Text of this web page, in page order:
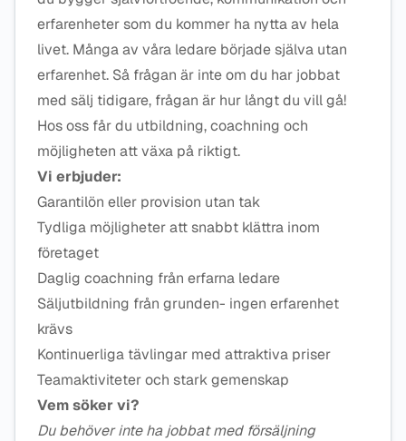
erfarenheter som du kommer ha nytta av hela
livet. Många av våra ledare började själva utan
erfarenhet. Så frågan är inte om du har jobbat
med sälj tidigare, frågan är hur långt du vill gå!
Hos oss får du utbildning, coachning och
möjligheten att växa på riktigt.
Vi erbjuder:
Garantilön eller provision utan tak
Tydliga möjligheter att snabbt klättra inom
företaget
Daglig coachning från erfarna ledare
Säljutbildning från grunden- ingen erfarenhet
krävs
Kontinuerliga tävlingar med attraktiva priser
Teamaktiviteter och stark gemenskap
Vem söker vi?
Du behöver inte ha jobbat med försäljning